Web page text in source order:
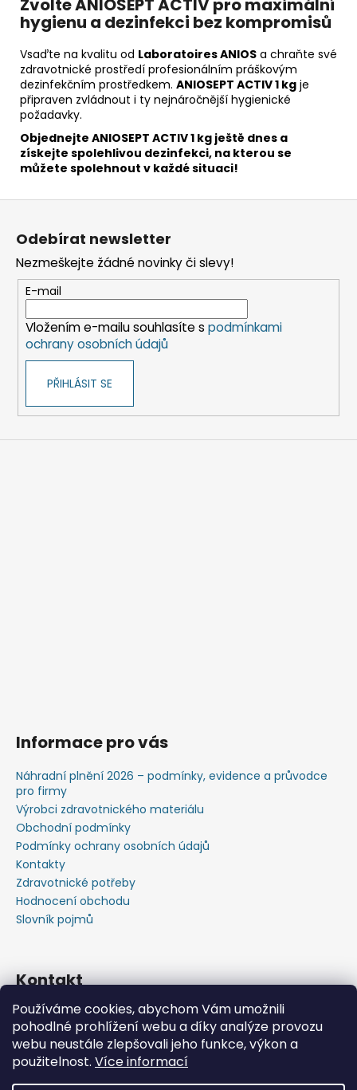
Používáme cookies, abychom Vám umožnili
pohodlné prohlížení webu a díky analýze provozu
webu neustále zlepšovali jeho funkce, výkon a
použitelnost. Více informací
Zvolte ANIOSEPT ACTIV pro maximální
hygienu a dezinfekci bez kompromisů
Vsaďte na kvalitu od Laboratoires ANIOS a chraňte své
zdravotnické prostředí profesionálním práškovým
dezinfekčním prostředkem. ANIOSEPT ACTIV 1 kg je
připraven zvládnout i ty nejnáročnější hygienické
požadavky.
Objednejte ANIOSEPT ACTIV 1 kg ještě dnes a
získejte spolehlivou dezinfekci, na kterou se
můžete spolehnout v každé situaci!
Odebírat newsletter
Nezmeškejte žádné novinky či slevy!
E-mail
Vložením e-mailu souhlasíte s podmínkami
ochrany osobních údajů
PŘIHLÁSIT SE
Informace pro vás
Náhradní plnění 2026 – podmínky, evidence a průvodce
pro firmy
Výrobci zdravotnického materiálu
Obchodní podmínky
Podmínky ochrany osobních údajů
Kontakty
Zdravotnické potřeby
Hodnocení obchodu
Slovník pojmů
Kontakt
+420603583759 ,+420734720049
https://www.facebook.com/profile.php?id=615793934
37445
https://www.youtube.com/@michalverner7685